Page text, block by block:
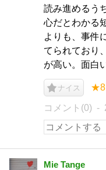
読み進めるう
心だとわかる
よりも、事件
てられており
が高い。面白
ナイス ★8
コメント(0)
Mie Tange